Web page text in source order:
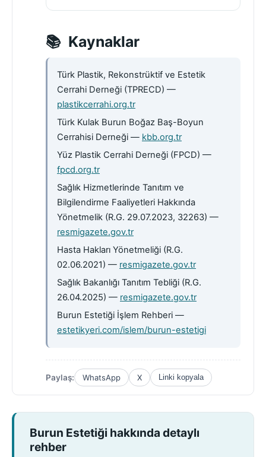
Kaynaklar
Türk Plastik, Rekonstrüktif ve Estetik
Cerrahi Derneği (TPRECD) —
plastikcerrahi.org.tr
Türk Kulak Burun Boğaz Baş-Boyun
Cerrahisi Derneği — kbb.org.tr
Yüz Plastik Cerrahi Derneği (FPCD) —
fpcd.org.tr
Sağlık Hizmetlerinde Tanıtım ve
Bilgilendirme Faaliyetleri Hakkında
Yönetmelik (R.G. 29.07.2023, 32263) —
resmigazete.gov.tr
Hasta Hakları Yönetmeliği (R.G.
02.06.2021) — resmigazete.gov.tr
Sağlık Bakanlığı Tanıtım Tebliği (R.G.
26.04.2025) — resmigazete.gov.tr
Burun Estetiği İşlem Rehberi —
estetikyeri.com/islem/burun-estetigi
Paylaş: WhatsApp X Linki kopyala
Burun Estetiği hakkında detaylı
rehber